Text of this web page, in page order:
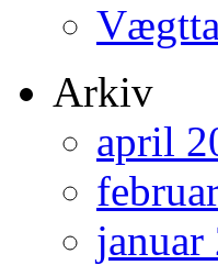
Arkiv
april
januar